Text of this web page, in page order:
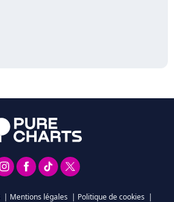
| Mentions légales | Politique de cookies |